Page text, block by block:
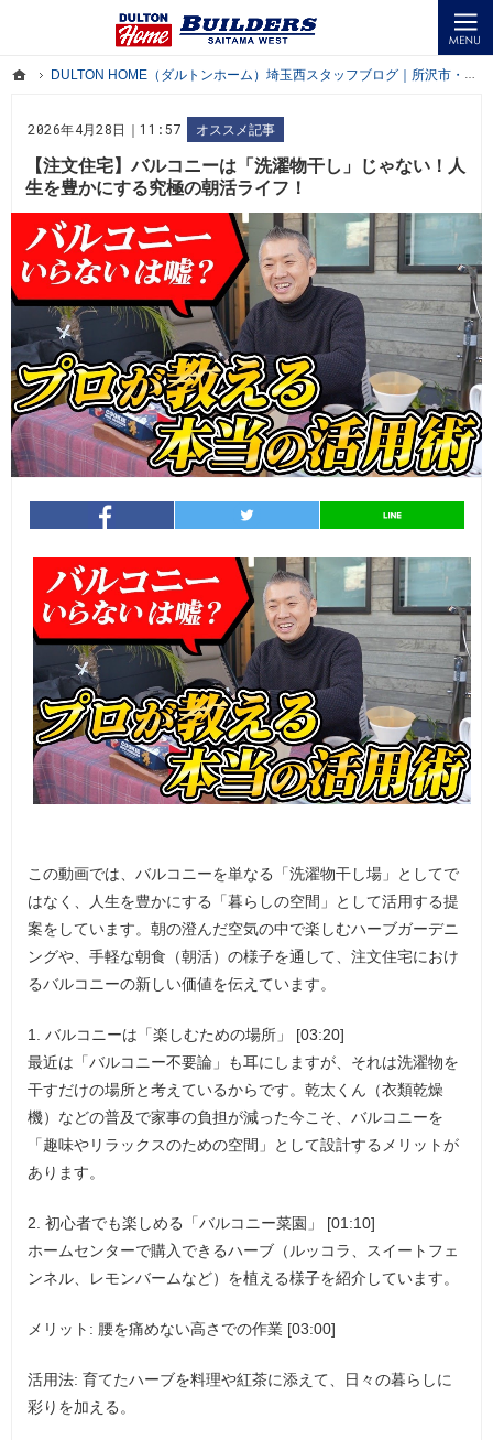
DULTON HOME（ダルトンホーム）埼玉西スタッフブログ｜所沢市・川越市・狭山市の企画住宅を手がける工務店
2026年4月28日｜11:57 オススメ記事
【注文住宅】バルコニーは「洗濯物干し」じゃない！人
生を豊かにする究極の朝活ライフ！
ダルトンの在る暮らしをテーマに、所沢市・川越市・狭山市で楽しく暮らせる家づくりの情報を発
所沢市・川越市・狭山市でオシャレでアメリカンな企画住宅を手がける会社ならDULTON HOME
entry473 entry473
この動画では、バルコニーを単なる「洗濯物干し場」としてで
はなく、人生を豊かにする「暮らしの空間」として活用する提
案をしています。朝の澄んだ空気の中で楽しむハーブガーデニ
ングや、手軽な朝食（朝活）の様子を通して、注文住宅におけ
るバルコニーの新しい価値を伝えています。
1. バルコニーは「楽しむための場所」 [03:20]
最近は「バルコニー不要論」も耳にしますが、それは洗濯物を
干すだけの場所と考えているからです。乾太くん（衣類乾燥
機）などの普及で家事の負担が減った今こそ、バルコニーを
「趣味やリラックスのための空間」として設計するメリットが
あります。
2. 初心者でも楽しめる「バルコニー菜園」 [01:10]
ホームセンターで購入できるハーブ（ルッコラ、スイートフェ
ンネル、レモンバームなど）を植える様子を紹介しています。
メリット: 腰を痛めない高さでの作業 [03:00]
活用法: 育てたハーブを料理や紅茶に添えて、日々の暮らしに
彩りを加える。
ホームDULTON HOME（ダルトンホーム）埼玉西スタッフブログ｜所沢市・川越市・狭山市の企画住宅を手がける工務店